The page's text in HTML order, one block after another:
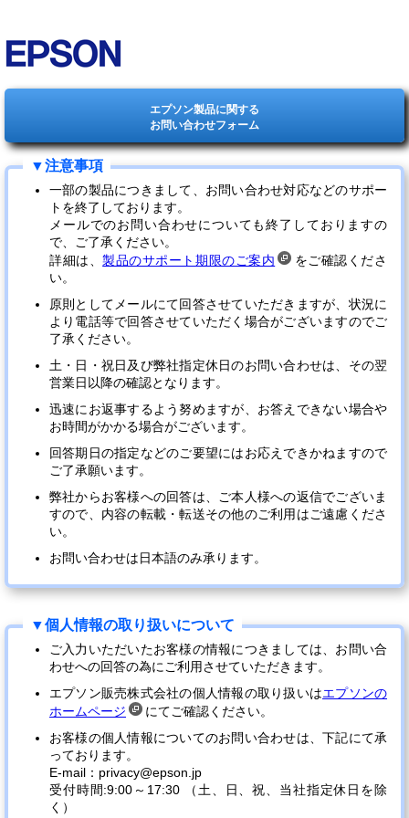
エプソン製品に関する
お問い合わせフォーム
一部の製品につきまして、お問い合わせ対応などのサポー
トを終了しております。
メールでのお問い合わせについても終了しておりますの
で、ご了承ください。
詳細は、製品のサポート期限のご案内
をご確認くださ
い。
原則としてメールにて回答させていただきますが、状況に
より電話等で回答させていただく場合がございますのでご
了承ください。
土・日・祝日及び弊社指定休日のお問い合わせは、その翌
営業日以降の確認となります。
迅速にお返事するよう努めますが、お答えできない場合や
お時間がかかる場合がございます。
回答期日の指定などのご要望にはお応えできかねますので
ご了承願います。
弊社からお客様への回答は、ご本人様への返信でございま
すので、内容の転載・転送その他のご利用はご遠慮くださ
い。
お問い合わせは日本語のみ承ります。
ご入力いただいたお客様の情報につきましては、お問い合
わせへの回答の為にご利用させていただきます。
エプソン販売株式会社の個人情報の取り扱いはエプソンの
ホームページ
にてご確認ください。
お客様の個人情報についてのお問い合わせは、下記にて承
っております。
E-mail：privacy@epson.jp
受付時間:9:00～17:30 （土、日、祝、当社指定休日を除
く）